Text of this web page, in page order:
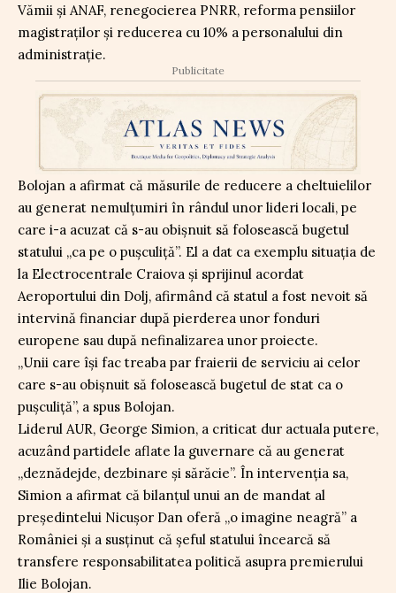
Vămii și ANAF, renegocierea PNRR, reforma pensiilor
magistraților și reducerea cu 10% a personalului din
administrație.
Publicitate
Bolojan a afirmat că măsurile de reducere a cheltuielilor
au generat nemulțumiri în rândul unor lideri locali, pe
care i-a acuzat că s-au obișnuit să folosească bugetul
statului „ca pe o pușculiță”. El a dat ca exemplu situația de
la Electrocentrale Craiova și sprijinul acordat
Aeroportului din Dolj, afirmând că statul a fost nevoit să
intervină financiar după pierderea unor fonduri
europene sau după nefinalizarea unor proiecte.
„Unii care își fac treaba par fraierii de serviciu ai celor
care s-au obișnuit să folosească bugetul de stat ca o
pușculiță”, a spus Bolojan.
Liderul AUR, George Simion, a criticat dur actuala putere,
acuzând partidele aflate la guvernare că au generat
„deznădejde, dezbinare și sărăcie”. În intervenția sa,
Simion a afirmat că bilanțul unui an de mandat al
președintelui Nicușor Dan oferă „o imagine neagră” a
României și a susținut că șeful statului încearcă să
transfere responsabilitatea politică asupra premierului
Ilie Bolojan.